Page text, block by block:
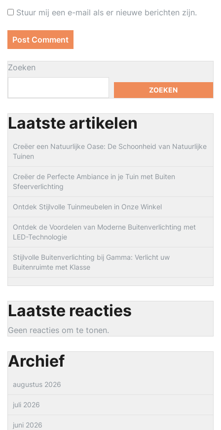
Stuur mij een e-mail als er nieuwe berichten zijn.
Zoeken
ZOEKEN
Laatste artikelen
Creëer een Natuurlijke Oase: De Schoonheid van Natuurlijke
Tuinen
Creëer de Perfecte Ambiance in je Tuin met Buiten
Sfeerverlichting
Ontdek Stijlvolle Tuinmeubelen in Onze Winkel
Ontdek de Voordelen van Moderne Buitenverlichting met
LED-Technologie
Stijlvolle Buitenverlichting bij Gamma: Verlicht uw
Buitenruimte met Klasse
Laatste reacties
Geen reacties om te tonen.
Archief
augustus 2026
juli 2026
juni 2026